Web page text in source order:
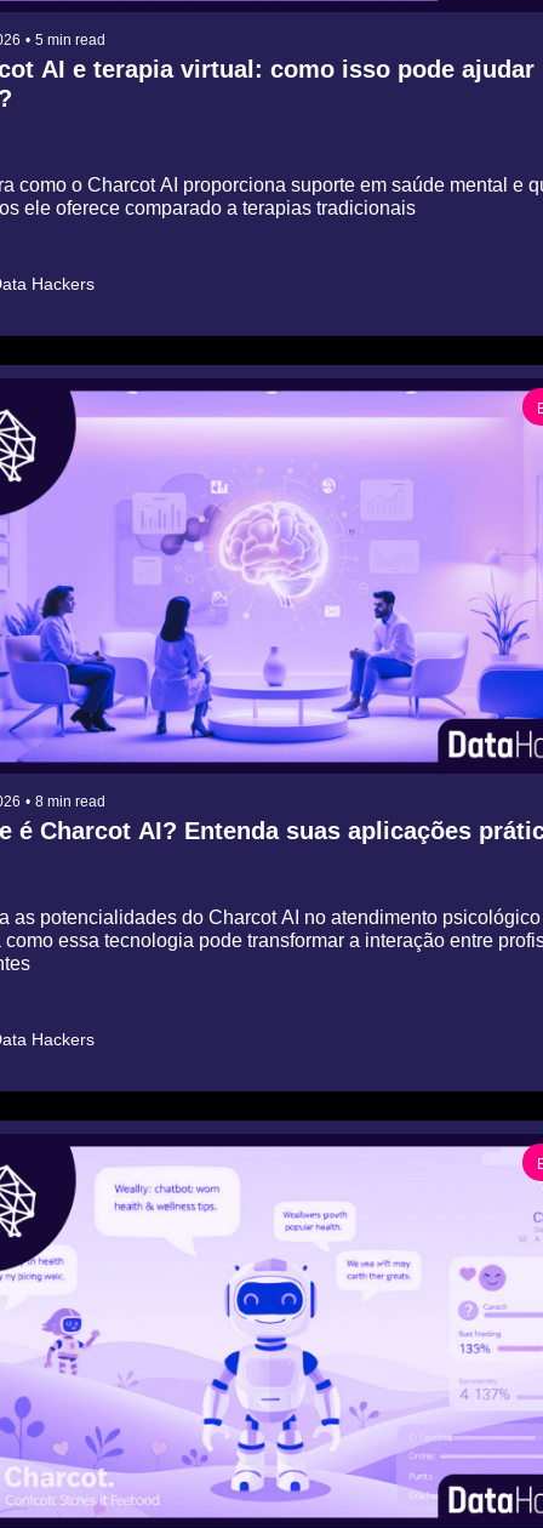
• 5 min read
AI e terapia virtual: como isso pode ajudar
como o Charcot AI proporciona suporte em saúde mental e
ele oferece comparado a terapias tradicionais
Hackers
• 8 min read
é Charcot AI? Entenda suas aplicações
as potencialidades do Charcot AI no atendimento psicológico
como essa tecnologia pode transformar a interação entre
Hackers